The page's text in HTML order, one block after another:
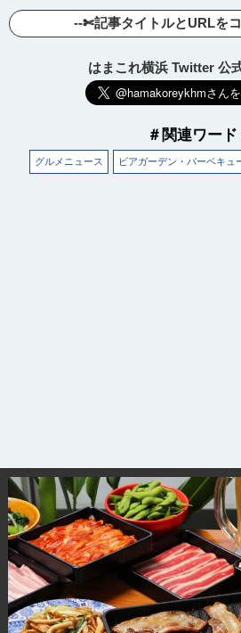
--✄記事タイトルとURLを
はまこれ横浜 Twitter 公
＃関連ワード
グルメニュース ビアガーデン・バーベキュ